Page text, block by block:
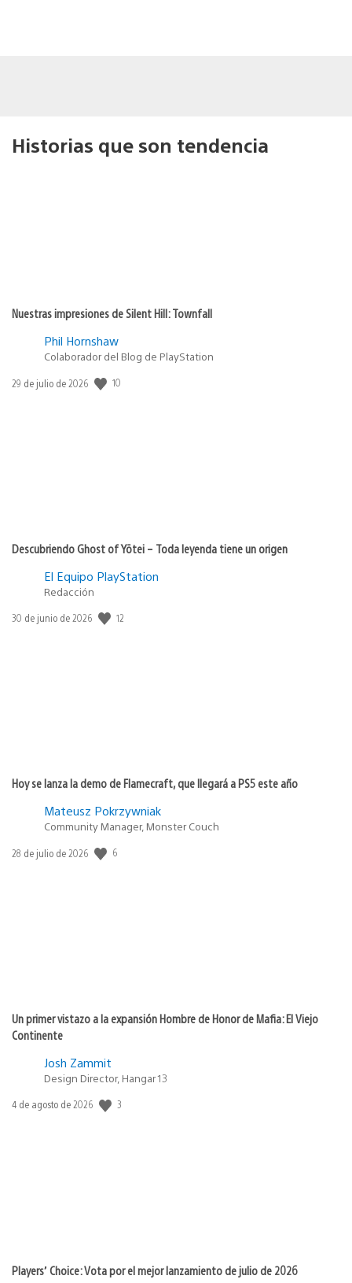
Historias que son tendencia
Nuestras impresiones de Silent Hill: Townfall
Phil Hornshaw
Colaborador del Blog de PlayStation
Fecha
29 de julio de 2026 10
Descubriendo Ghost of Yōtei – Toda leyenda tiene un origen
El Equipo PlayStation
Redacción
Fecha
30 de junio de 2026 12
Hoy se lanza la demo de Flamecraft, que llegará a PS5 este año
Mateusz Pokrzywniak
Community Manager, Monster Couch
Fecha
28 de julio de 2026 6
Un primer vistazo a la expansión Hombre de Honor de Mafia: El Viejo
Continente
Josh Zammit
Design Director, Hangar 13
Fecha
4 de agosto de 2026 3
Players’ Choice: Vota por el mejor lanzamiento de julio de 2026